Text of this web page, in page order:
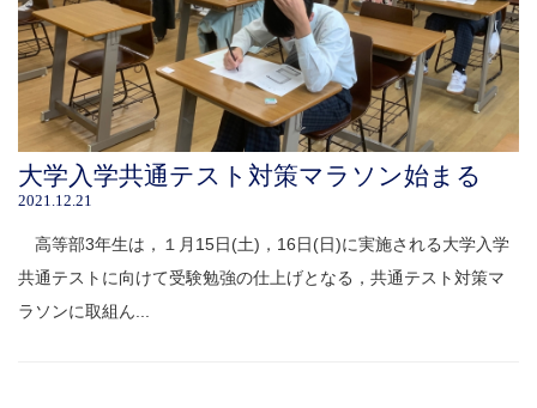
大学入学共通テスト対策マラソン始まる
2021.12.21
高等部3年生は，１月15日(土)，16日(日)に実施される大学入学
共通テストに向けて受験勉強の仕上げとなる，共通テスト対策マ
ラソンに取組ん...